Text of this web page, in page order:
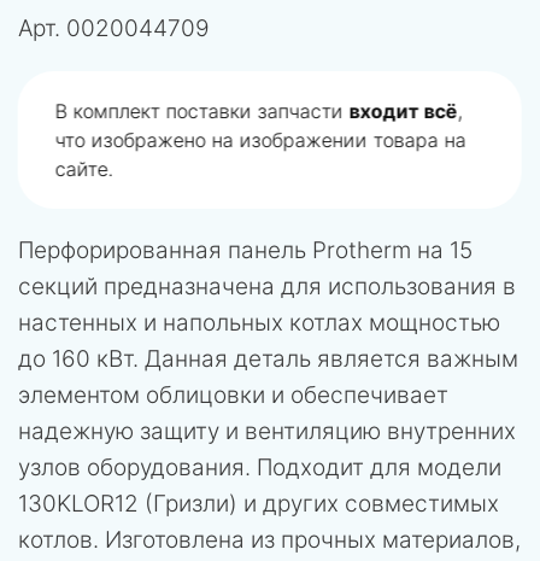
Арт. 0020044709
В комплект поставки запчасти входит всё,
что изображено на изображении товара на
сайте.
Перфорированная панель Protherm на 15
секций предназначена для использования в
настенных и напольных котлах мощностью
до 160 кВт. Данная деталь является важным
элементом облицовки и обеспечивает
надежную защиту и вентиляцию внутренних
узлов оборудования. Подходит для модели
130KLOR12 (Гризли) и других совместимых
котлов. Изготовлена из прочных материалов,